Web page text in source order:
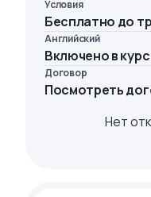
Условия
Бесплатно до
Английский
Включено в курс
Договор
Посмотреть
Нет